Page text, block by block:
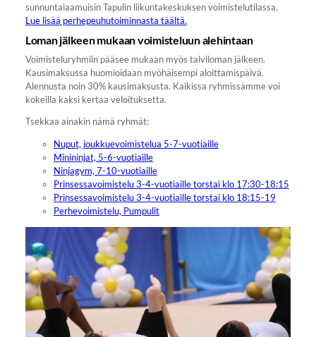
sunnuntaiaamuisin Tapulin liikuntakeskuksen voimistelutilassa.
Lue lisää perhepeuhutoiminnasta täältä.
Loman jälkeen mukaan voimisteluun alehintaan
Voimisteluryhmiin pääsee mukaan myös talviloman jälkeen.
Kausimaksussa huomioidaan myöhäisempi aloittamispäivä.
Alennusta noin 30% kausimaksusta. Kaikissa ryhmissämme voi
kokeilla kaksi kertaa veloituksetta.
Tsekkaa ainakin nämä ryhmät:
Nuput, joukkuevoimistelua 5-7-vuotiaille
Minininjat, 5-6-vuotiaille
Ninjagym, 7-10-vuotiaille
Prinsessavoimistelu 3-4-vuotiaille torstai klo 17:30-18:15
Prinsessavoimistelu 3-4-vuotiaille torstai klo 18:15-19
Perhevoimistelu, Pumpulit